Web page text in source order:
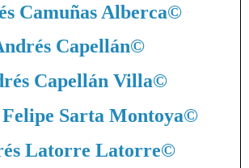
Camuñas Alberca©
Capellán©
Capellán Villa©
Sarta Montoya©
Latorre Latorre©